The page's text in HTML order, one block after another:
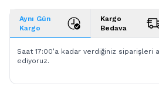
Aynı Gün
Kargo
Kargo
Bedava
Saat 17:00’a kadar verdiğiniz siparişleri
ediyoruz.